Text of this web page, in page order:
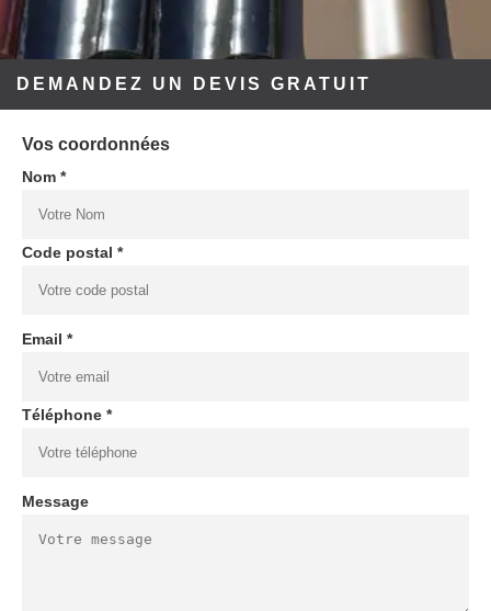
DEMANDEZ UN DEVIS GRATUIT
Vos coordonnées
Nom *
Code postal *
Email *
Téléphone *
Message